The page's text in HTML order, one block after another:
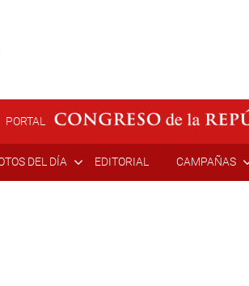
PORTAL
DEL DÍA EDITORIAL CAMPAÑAS